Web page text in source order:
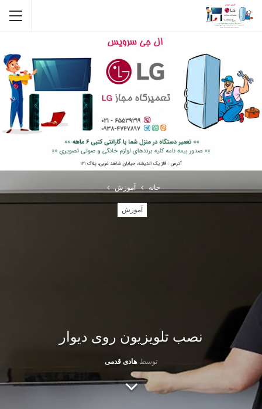
خانه آموزش
آموزش
نصب تلویزیون روی دیوار
توسط هادی قدمی